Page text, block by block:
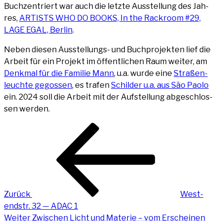
Buch­zen­triert war auch die letz­te Aus­stel­lung des Jah­
res, ARTISTS WHO DO BOOKS, In the Rack­room #29,
LAGE EGAL, Ber­lin.
Neben die­sen Aus­stel­lungs- und Buch­pro­jek­ten lief die
Arbeit für ein Pro­jekt im öffent­li­chen Raum wei­ter, am
Denk­mal für die Fami­lie Mann, u.a. wur­de eine Stra­ßen­
leuch­te gegos­sen, es tra­fenSchil­der u.a. aus São Pao­lo
ein. 2024 soll die Arbeit mit der Auf­stel­lung abge­schlos­
sen werden.
Beitragsnavigation
Zurück
West­
end­str. 32 — ADAC 1
Nächster
WeiterZwi­schen Licht und Mate­rie – vom Erschei­nen